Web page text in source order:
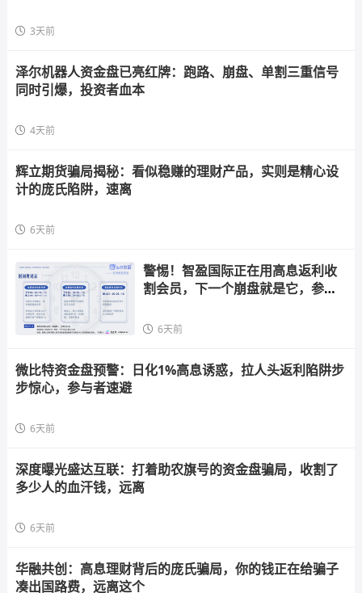
3天前
泽尔机器人资金盘已亮红牌：跑路、崩盘、单割三重信号
同时引爆，投资者血本
4天前
辉立期货骗局揭秘：看似稳赚的理财产品，实则是精心设
计的庞氏陷阱，速离
6天前
警惕！智盈国际正在用高息返利收
割会员，下一个崩盘就是它，参与
6天前
微比特资金盘预警：日化1%高息诱惑，拉人头返利陷阱步
步惊心，参与者速避
6天前
深度曝光盛达互联：打着助农旗号的资金盘骗局，收割了
多少人的血汗钱，远离
6天前
华融共创：高息理财背后的庞氏骗局，你的钱正在给骗子
凑出国路费，远离这个